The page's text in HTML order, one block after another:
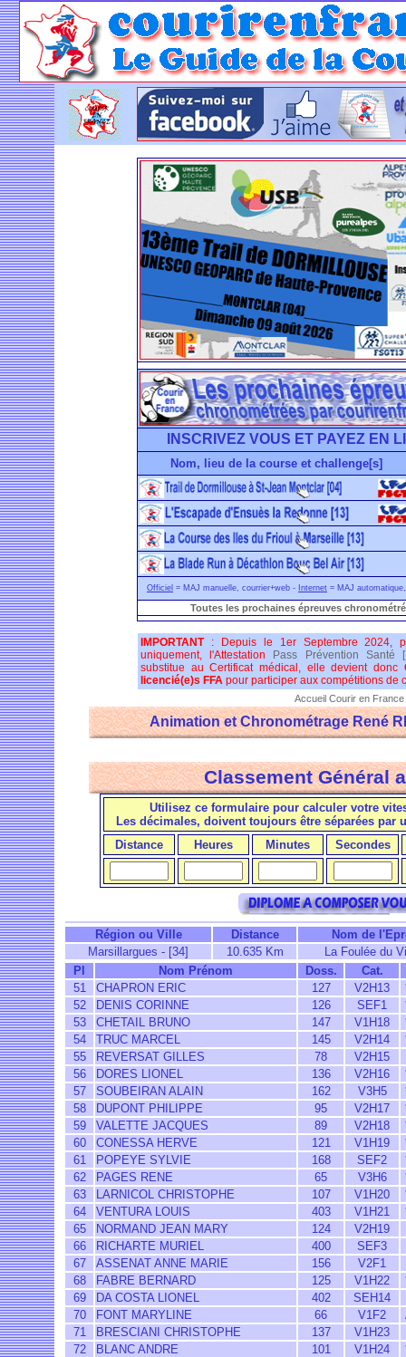
INSCRIVEZ VOUS ET PAYEZ EN
Nom, lieu de la course et challenge[s]
Officiel = MAJ manuelle, courrier+web - Internet = MAJ
Toutes les prochaines épreuves
IMPORTANT: Depuis le 1er Septembre 2024,
uniquement, l'Attestation
Pass Prévention Santé
substitue au Certificat médical, elle devient donc
licencié(e)s FFA pour participer aux compétitions de
Accueil Courir en France
Animation et Chronométrage René
Classement Général
Utilisez ce formulaire pour calculer votre
Les décimales, doivent toujours être séparées par
Distance
Heures Minutes Secondes
Région ou Ville Distance
Nom de
Marsillargues - [34]
10.635 Km
La Foulée du
Pl
Nom Prénom Doss.
Cat.
51
CHAPRON ERIC 127 V2H13
52
DENIS CORINNE 126 SEF1
53
CHETAIL BRUNO 147 V1H18
54
TRUC MARCEL 145 V2H14
55
REVERSAT GILLES 78 V2H15
56
DORES LIONEL 136 V2H16
57
SOUBEIRAN ALAIN 162 V3H5
58
DUPONT PHILIPPE 95 V2H17
59
VALETTE JACQUES 89 V2H18
60
CONESSA HERVE 121 V1H19
61
POPEYE SYLVIE 168 SEF2
62
PAGES RENE 65 V3H6
63
LARNICOL CHRISTOPHE 107 V1H20
64
VENTURA LOUIS 403 V1H21
65
NORMAND JEAN MARY 124 V2H19
66
RICHARTE MURIEL 400 SEF3
67
ASSENAT ANNE MARIE 156 V2F1
68
FABRE BERNARD 125 V1H22
69
DA COSTA LIONEL 402 SEH14
70
FONT MARYLINE 66 V1F2
71
BRESCIANI CHRISTOPHE 137 V1H23
72
BLANC ANDRE 101 V1H24